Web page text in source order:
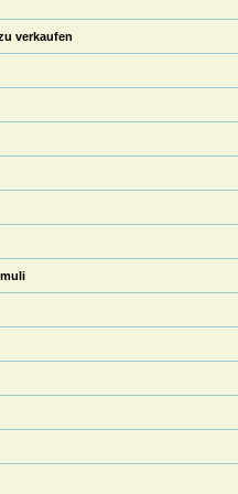
verkaufen